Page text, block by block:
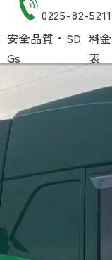
0225-82-5211
安全品質・SD
Gs
料金
表